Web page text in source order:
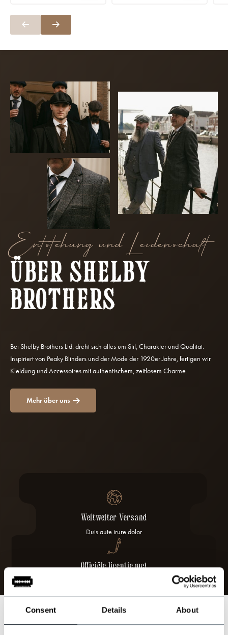
Consent Details About
Entstehung und Leidenschaft
ÜBER SHELBY
BROTHERS
Bei Shelby Brothers Ltd. dreht sich alles um Stil, Charakter und Qualität.
Inspiriert von Peaky Blinders und der Mode der 1920er Jahre, fertigen wir
Kleidung und Accessoires mit authentischem, zeitlosem Charme.
Mehr über uns
Weltweiter Versand
Duis aute irure dolor
Officiële licentie met
Duis aute irure dolor
Später bezahlen